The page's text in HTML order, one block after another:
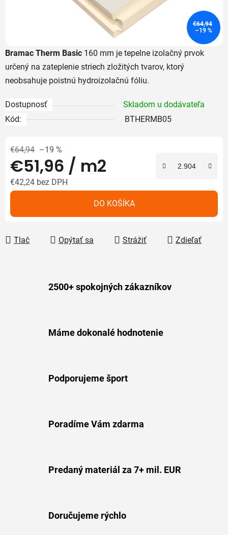
Bramac Therm Basic 160 mm je tepelne izolačný prvok
určený na zateplenie striech zložitých tvarov, ktorý
neobsahuje poistnú hydroizolačnú fóliu.
Dostupnosť
Skladom u dodávateľa
Kód:
BTHERMB05
€64,94 –19 %
€51,96 / m2
€42,24 bez DPH
DO KOŠÍKA
Tlač Opýtať sa Strážiť Zdieľať
€64,94
–19 %
2500+ spokojných zákazníkov
Máme dokonalé hodnotenie
Podporujeme šport
Poradíme Vám zdarma
Predaný materiál za 7+ mil. EUR
Doručujeme rýchlo